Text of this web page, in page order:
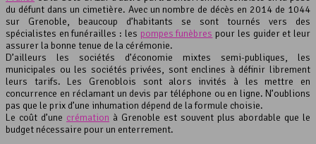
du défunt dans un cimetière. Avec un nombre de décès en 2014 de 1044
sur Grenoble, beaucoup d’habitants se sont tournés vers des
spécialistes en funérailles : les pompes funèbres pour les guider et leur
assurer la bonne tenue de la cérémonie.
D’ailleurs les sociétés d’économie mixtes semi-publiques, les
municipales ou les sociétés privées, sont enclines à définir librement
leurs tarifs. Les Grenoblois sont alors invités à les mettre en
concurrence en réclamant un devis par téléphone ou en ligne. N’oublions
pas que le prix d’une inhumation dépend de la formule choisie.
Le coût d’une crémation à Grenoble est souvent plus abordable que le
budget nécessaire pour un enterrement.